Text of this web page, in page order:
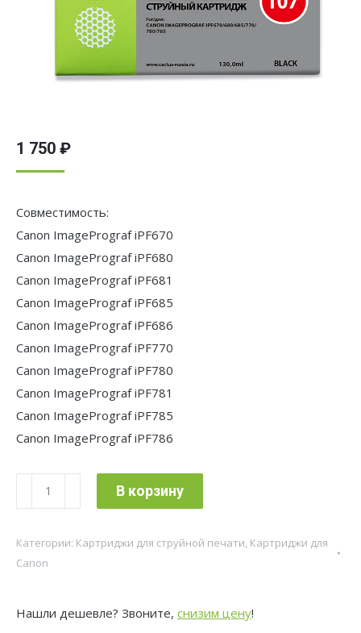
1 750 ₽
Совместимость:
Canon ImagePrograf iPF670
Canon ImagePrograf iPF680
Canon ImagePrograf iPF681
Canon ImagePrograf iPF685
Canon ImagePrograf iPF686
Canon ImagePrograf iPF770
Canon ImagePrograf iPF780
Canon ImagePrograf iPF781
Canon ImagePrograf iPF785
Canon ImagePrograf iPF786
Количество
товара
струйный
PFI107BK
В корзину
Категории: Картриджи для струйной печати, Картриджи для
Canon
Нашли дешевле? Звоните, снизим цену!